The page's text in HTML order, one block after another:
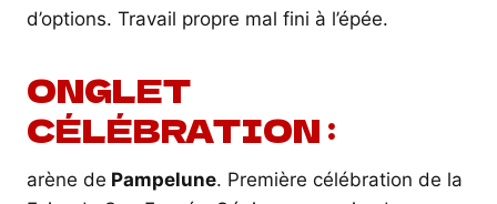
d’options. Travail propre mal fini à l’épée.
ONGLET
CÉLÉBRATION :
arène de Pampelune. Première célébration de la